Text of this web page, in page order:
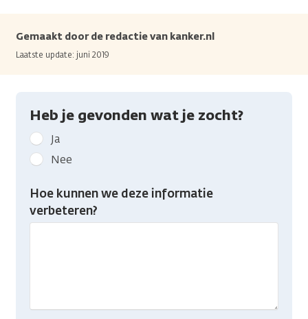
Gemaakt door de redactie van kanker.nl
Laatste update: juni 2019
Heb je gevonden wat je zocht?
Geef
kanker.nl
feedback:
Heb
gevonden
Ja
Nee
Hoe kunnen we deze informatie
verbeteren?